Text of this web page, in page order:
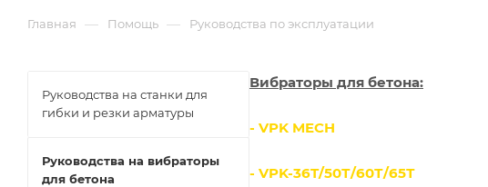
Главная — Помощь — Руководства по эксплуатации
Вибраторы для бетона:
- VPK MECH
- VPK-36T/50Т/60Т/65Т
Руководства на станки для
гибки и резки арматуры
Руководства на вибраторы
для бетона